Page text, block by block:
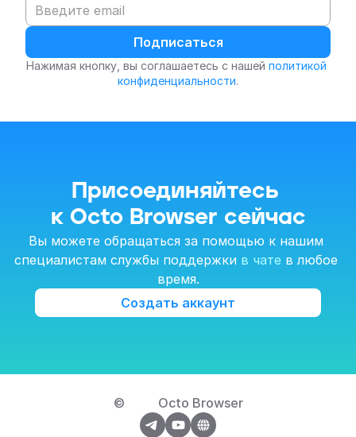
Подписаться
Нажимая кнопку, вы соглашаетесь с нашей политикой
конфиденциальности.
Присоединяйтесь
к Octo Browser сейчас
Вы можете обращаться за помощью к нашим
специалистам службы поддержки в чате в любое
время.
Создать аккаунт
© Octo Browser